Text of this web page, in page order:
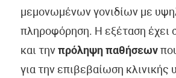
μεμονωμένων γονιδίων με
πληροφόρηση. Η εξέταση έχει
και την πρόληψη παθήσεων
για την επιβεβαίωση